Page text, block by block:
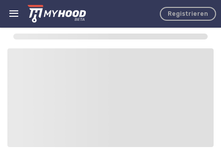
Registrieren